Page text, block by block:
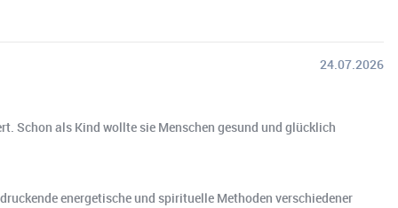
24.07.2026
Schon als Kind wollte sie Menschen gesund und glücklich
energetische und spirituelle Methoden verschiedener